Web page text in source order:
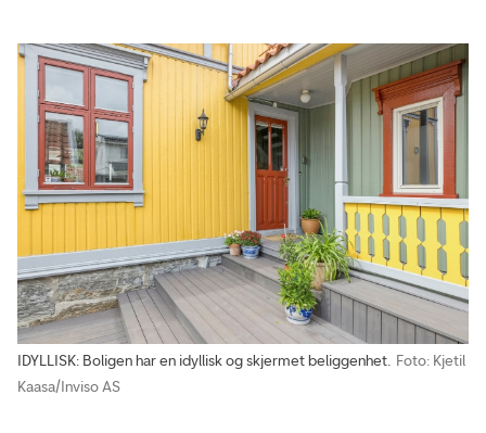
IDYLLISK: Boligen har en idyllisk og skjermet beliggenhet. Foto: Kjetil
Kaasa/Inviso AS